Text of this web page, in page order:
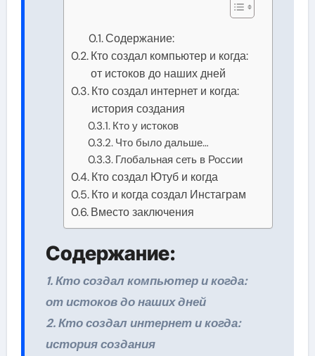
Содержание:
Кто создал компьютер и когда:
от истоков до наших дней
Кто создал интернет и когда:
история создания
Кто у истоков
Что было дальше…
Глобальная сеть в России
Кто создал Ютуб и когда
Кто и когда создал Инстаграм
Вместо заключения
Содержание:
1. Кто создал компьютер и когда:
от истоков до наших дней
2. Кто создал интернет и когда:
история создания